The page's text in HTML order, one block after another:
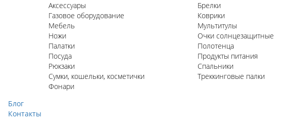
Аксессуары
Брелки
Газовое оборудование
Коврики
Мебель
Мультитулы
Ножи
Очки солнцезащитные
Палатки
Полотенца
Посуда
Продукты питания
Рюкзаки
Спальники
Сумки, кошельки, косметички
Треккинговые палки
Фонари
Блог
Контакты